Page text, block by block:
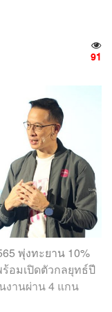
91
พุ่งทะยาน 10%
อมเปิดตัวกลยุทธ์ปี
นงานผ่าน 4 แกน